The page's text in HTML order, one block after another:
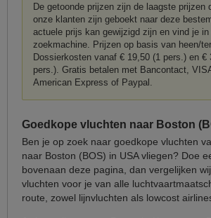
De getoonde prijzen zijn de laagste prijzen
onze klanten zijn geboekt naar deze
actuele prijs kan gewijzigd zijn en vind je in
zoekmachine. Prijzen op basis van heen/
Dossierkosten vanaf € 19,50 (1 pers.) en €
pers.). Gratis betalen met Bancontact,
American Express of Paypal.
Goedkope vluchten naar Boston
Ben je op zoek naar goedkope vluchten
naar Boston (BOS) in USA vliegen? Doe
bovenaan deze pagina, dan vergelijken
vluchten voor je van alle
route, zowel lijnvluchten als lowcost